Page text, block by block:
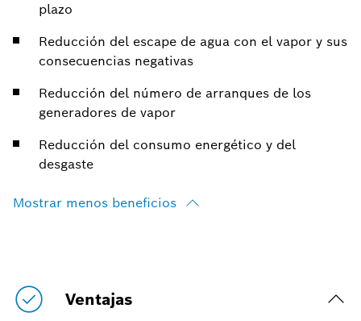
plazo
Reducción del escape de agua con el vapor y sus
consecuencias negativas
Reducción del número de arranques de los
generadores de vapor
Reducción del consumo energético y del
desgaste
Mostrar menos beneficios
Ventajas